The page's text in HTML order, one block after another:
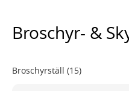
Broschyr- &
Broschyrställ (15)